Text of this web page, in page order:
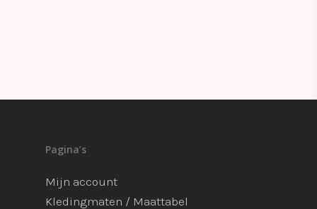
Pagina’s
Mijn account
Kledingmaten / Maattabel